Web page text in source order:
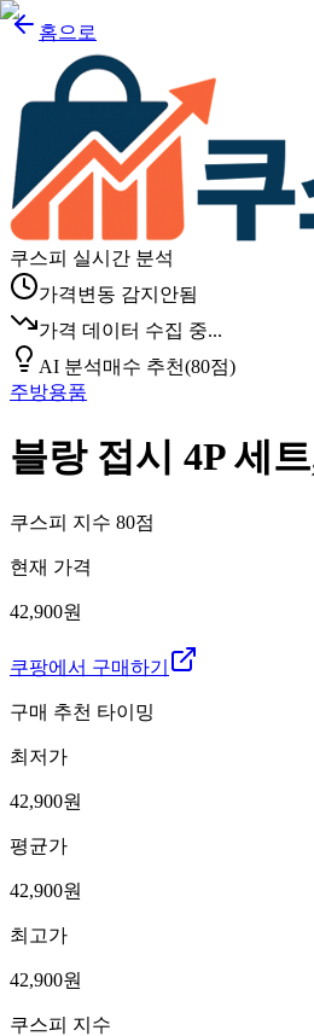
홈으로
쿠스피 실시간 분석
가격변동 감지안됨
가격 데이터 수집 중...
AI 분석매수 추천(80점)
주방용품
블랑 접시 4P 세
쿠스피 지수 80점
현재 가격
42,900원
쿠팡에서 구매하기
구매 추천 타이밍
최저가
42,900원
평균가
42,900원
최고가
42,900원
쿠스피 지수